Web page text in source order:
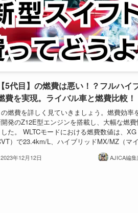
5代目】の燃費は悪い！？フルハイ
費を実現。ライバル車と燃費比較！
燃費を詳しく見ていきましょう。燃費効率
発のZ12E型エンジンを搭載し、大幅な燃
た。 WLTCモードにおける燃費数値は、
）で23.4km/L、ハイブリッドMX/MZ（マ
2023年12月12日 AJICA編集